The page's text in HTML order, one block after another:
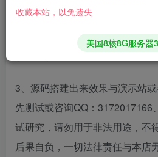
2、本店所有商品均为24小时全
待，收货后不支持任何无理由退
3、源码搭建出来效果与演示站
先测试或咨询QQ：3172017166
试研究，请勿用于非法用途，不
后果自负，一切法律责任与本店
收藏本站，以免遗失
美国8核8G服务器